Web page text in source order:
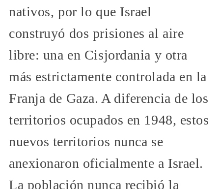
nativos, por lo que Israel
construyó dos prisiones al aire
libre: una en Cisjordania y otra
más estrictamente controlada en la
Franja de Gaza. A diferencia de los
territorios ocupados en 1948, estos
nuevos territorios nunca se
anexionaron oficialmente a Israel.
La población nunca recibió la